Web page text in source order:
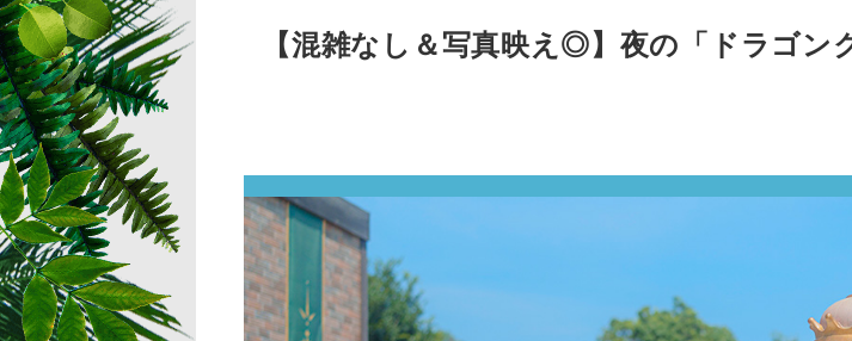
【混雑なし＆写真映え◎】夜の「ドラゴン